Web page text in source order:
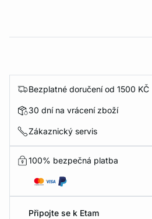
Bezplatné doručení od 1500 KČ
30 dní na vrácení zboží
Zákaznický servis
100% bezpečná platba
Připojte se k Etam